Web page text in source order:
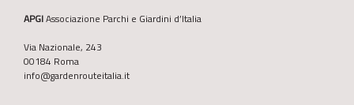
APGIAssociazione Parchi e Giardini d’Italia
Via Nazionale, 243
00184 Roma
info@gardenrouteitalia.it